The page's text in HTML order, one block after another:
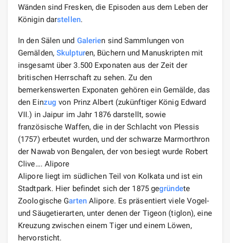
Wänden sind Fresken, die Episoden aus dem Leben der
Königin darstellen.
In den Sälen und Galerien sind Sammlungen von
Gemälden, Skulpturen, Büchern und Manuskripten mit
insgesamt über 3.500 Exponaten aus der Zeit der
britischen Herrschaft zu sehen. Zu den
bemerkenswerten Exponaten gehören ein Gemälde, das
den Einzug von Prinz Albert (zukünftiger König Edward
VII.) in Jaipur im Jahr 1876 darstellt, sowie
französische Waffen, die in der Schlacht von Plessis
(1757) erbeutet wurden, und der schwarze Marmorthron
der Nawab von Bengalen, der von besiegt wurde Robert
Clive…. Alipore
Alipore liegt im südlichen Teil von Kolkata und ist ein
Stadtpark. Hier befindet sich der 1875 gegründete
Zoologische GartenAlipore. Es präsentiert viele Vogel-
und Säugetierarten, unter denen der Tigeon (tiglon), eine
Kreuzung zwischen einem Tiger und einem Löwen,
hervorsticht.